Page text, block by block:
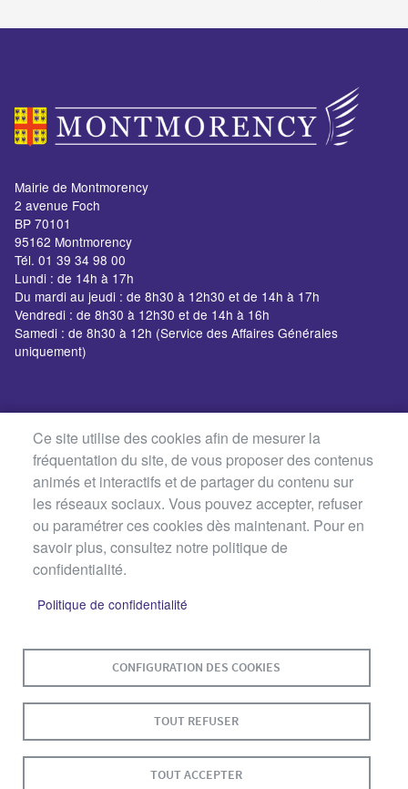
Mairie de Montmorency
2 avenue Foch
BP 70101
95162 Montmorency
Tél. 01 39 34 98 00
Lundi : de 14h à 17h
Du mardi au jeudi : de 8h30 à 12h30 et de 14h à 17h
Vendredi : de 8h30 à 12h30 et de 14h à 16h
Samedi : de 8h30 à 12h (Service des Affaires Générales
uniquement)
Ce site utilise des cookies afin de mesurer la
fréquentation du site, de vous proposer des contenus
animés et interactifs et de partager du contenu sur
les réseaux sociaux. Vous pouvez accepter, refuser
ou paramétrer ces cookies dès maintenant. Pour en
savoir plus, consultez notre politique de
confidentialité.
Politique de confidentialité
CONFIGURATION DES COOKIES
TOUT REFUSER
TOUT ACCEPTER
PAGE
PLAN DU SITE CONTACT MENTIONS LÉGALES
DONNÉES PERSONNELLES
ACCESSIBILITÉ : NON CONFORME
S'IDENTIFIER